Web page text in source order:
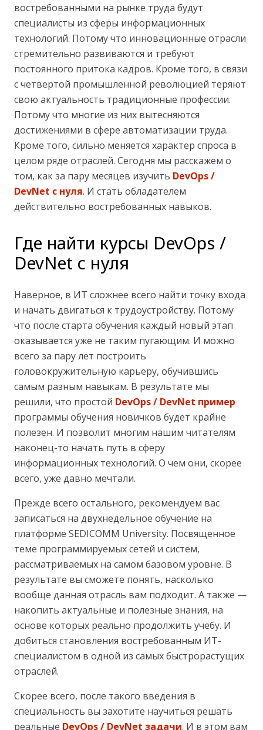
востребованными на рынке труда будут
специалисты из сферы информационных
технологий. Потому что инновационные отрасли
стремительно развиваются и требуют
постоянного притока кадров. Кроме того, в связи
с четвертой промышленной революцией теряют
свою актуальность традиционные профессии.
Потому что многие из них вытесняются
достижениями в сфере автоматизации труда.
Кроме того, сильно меняется характер спроса в
целом ряде отраслей. Сегодня мы расскажем о
том, как за пару месяцев изучить DevOps /
DevNet с нуля. И стать обладателем
действительно востребованных навыков.
Где найти курсы DevOps /
DevNet с нуля
Наверное, в ИТ сложнее всего найти точку входа
и начать двигаться к трудоустройству. Потому
что после старта обучения каждый новый этап
оказывается уже не таким пугающим. И можно
всего за пару лет построить
головокружительную карьеру, обучившись
самым разным навыкам. В результате мы
решили, что простой DevOps / DevNet пример
программы обучения новичков будет крайне
полезен. И позволит многим нашим читателям
наконец-то начать путь в сферу
информационных технологий. О чем они, скорее
всего, уже давно мечтали.
Прежде всего остального, рекомендуем вас
записаться на двухнедельное обучение на
платформе SEDICOMM University. Посвященное
теме программируемых сетей и систем,
рассматриваемых на самом базовом уровне. В
результате вы сможете понять, насколько
вообще данная отрасль вам подходит. А также —
накопить актуальные и полезные знания, на
основе которых реально продолжить учебу. И
добиться становления востребованным ИТ-
специалистом в одной из самых быстрорастущих
отраслей.
Скорее всего, после такого введения в
специальность вы захотите научиться решать
реальные DevOps / DevNet задачи. И в этом вам